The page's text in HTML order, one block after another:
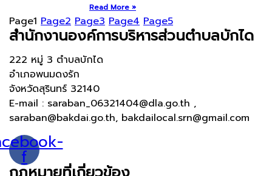
Read More »
Page1 Page2 Page3 Page4 Page5
สำนักงานองค์การบริหารส่วนตำบลบักได
222 หมู่ 3 ตำบลบักได
อำเภอพนมดงรัก
จังหวัดสุรินทร์ 32140
E-mail : saraban_06321404@dla.go.th ,
saraban@bakdai.go.th, bakdailocal.srn@gmail.com
f